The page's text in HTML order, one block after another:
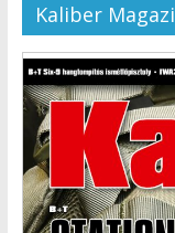
Kaliber